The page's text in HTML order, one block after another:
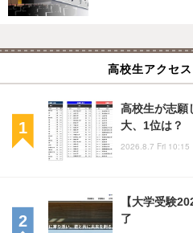
高校生アクセ
高校生が志願
大、1位は？
2026.8.7 Fri 10:15
【大学受験
了